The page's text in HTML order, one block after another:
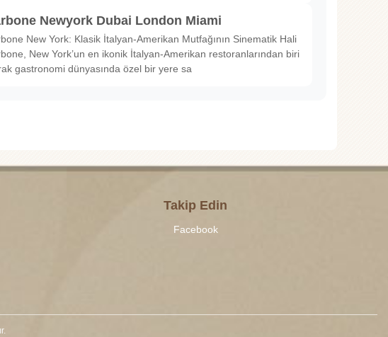
Newyork Dubai London Miami
New York: Klasik İtalyan-Amerikan Mutfağının Sinematik Hali
New York’un en ikonik İtalyan-Amerikan restoranlarından biri
gastronomi dünyasında özel bir yere sa
Takip Edin
Facebook